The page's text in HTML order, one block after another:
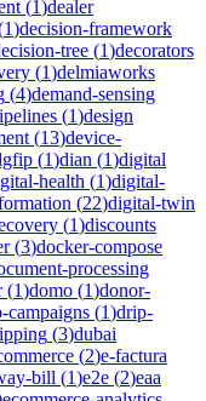
(1)dealer
1)decision-framework
tree (1)decorators
(1)delmiaworks
(4)demand-sensing
(1)design
(13)device-
(1)dian (1)digital
health (1)digital-
(22)digital-twin
(1)discounts
(3)docker-compose
processing
(1)domo (1)donor-
campaigns (1)drip-
(3)dubai
(2)e-factura
bill (1)e2e (2)eaa